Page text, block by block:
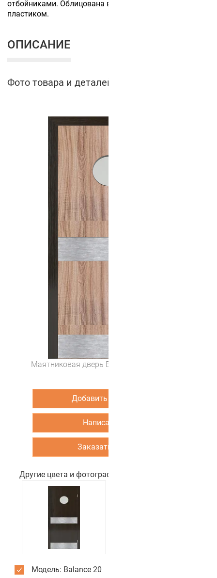
отбойниками. Облицована влагостойким CPL-
пластиком.
ОПИСАНИЕ
Фото товара и деталей
Маятниковая дверь Balance 20 (цвет Клен)
Добавить в корзину
Написать нам
Заказать звонок
Другие цвета и фотографии двери
Модель: Balance 20